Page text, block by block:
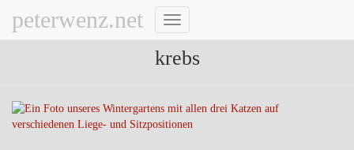
peterwenz.net
Navigation
umschalten
krebs